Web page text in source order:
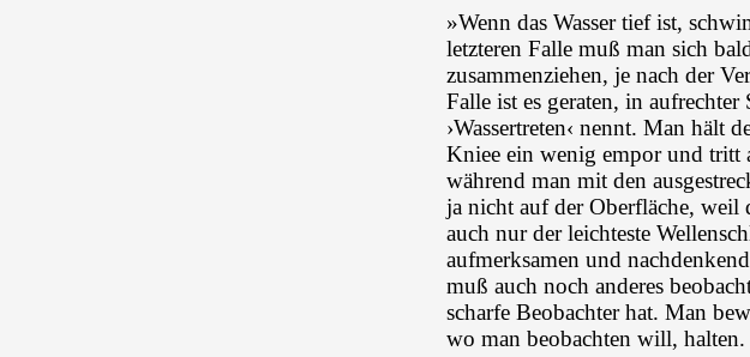
»Wenn das Wasser tief ist,
letzteren Falle muß man sich
zusammenziehen, je nach der
Falle ist es geraten, in
›Wassertreten‹ nennt. Man hält
Kniee ein wenig empor und tritt
während man mit den
ja nicht auf der Oberfläche, weil
auch nur der leichteste
aufmerksamen und
muß auch noch anderes
scharfe Beobachter hat. Man
wo man beobachten will,